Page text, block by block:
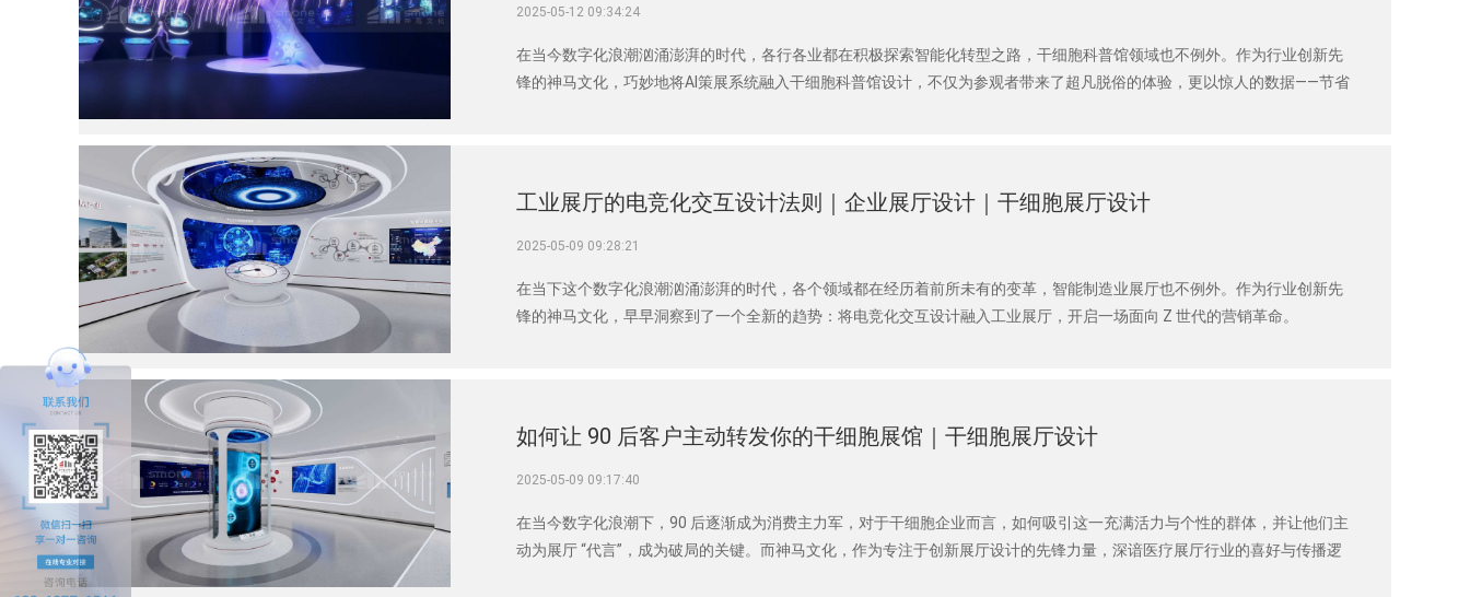
2025-05-12 09:34:24
在当今数字化浪潮汹涌澎湃的时代，各行各业都在积极探索智能化转型之路，干细胞科普馆领域也不例外。作为行业创新先
锋的神马文化，巧妙地将AI策展系统融入干细胞科普馆设计，不仅为参观者带来了超凡脱俗的体验，更以惊人的数据——节省
工业展厅的电竞化交互设计法则｜企业展厅设计｜干细胞展厅设计
2025-05-09 09:28:21
在当下这个数字化浪潮汹涌澎湃的时代，各个领域都在经历着前所未有的变革，智能制造业展厅也不例外。作为行业创新先
锋的神马文化，早早洞察到了一个全新的趋势：将电竞化交互设计融入工业展厅，开启一场面向 Z 世代的营销革命。
如何让 90 后客户主动转发你的干细胞展馆｜干细胞展厅设计
2025-05-09 09:17:40
在当今数字化浪潮下，90 后逐渐成为消费主力军，对于干细胞企业而言，如何吸引这一充满活力与个性的群体，并让他们主
动为展厅 “代言”，成为破局的关键。而神马文化，作为专注于创新展厅设计的先锋力量，深谙医疗展厅行业的喜好与传播逻